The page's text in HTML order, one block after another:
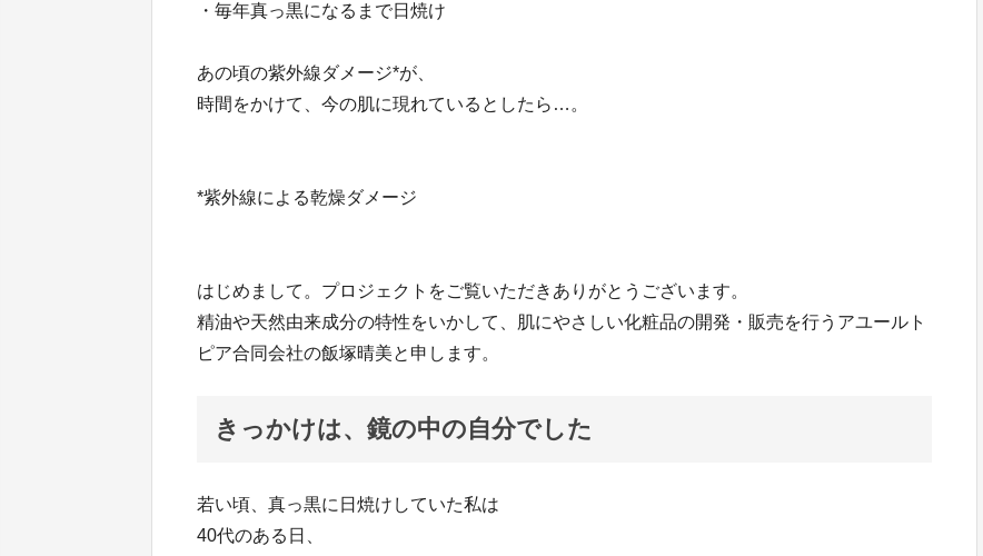
・毎年真っ黒になるまで日焼け
あの頃の紫外線ダメージ*が、
時間をかけて、今の肌に現れているとしたら…。
*紫外線による乾燥ダメージ
はじめまして。プロジェクトをご覧いただきありがとうございます。
精油や天然由来成分の特性をいかして、肌にやさしい化粧品の開発・販売を行うアユールト
ピア合同会社の飯塚晴美と申します。
きっかけは、鏡の中の自分でした
若い頃、真っ黒に日焼けしていた私は
40代のある日、